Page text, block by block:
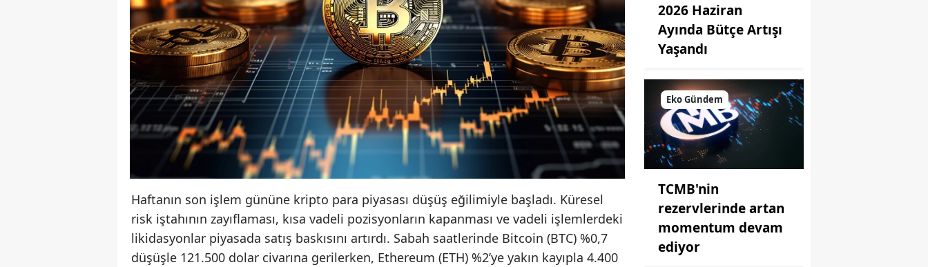
Haftanın son işlem gününe kripto para piyasası düşüş eğilimiyle başladı. Küresel
risk iştahının zayıflaması, kısa vadeli pozisyonların kapanması ve vadeli işlemlerdeki
likidasyonlar piyasada satış baskısını artırdı. Sabah saatlerinde Bitcoin (BTC) %0,7
düşüşle 121.500 dolar civarına gerilerken, Ethereum (ETH) %2’ye yakın kayıpla 4.400
2026 Haziran
Ayında Bütçe Artışı
Yaşandı
Eko Gündem
TCMB'nin
rezervlerinde artan
momentum devam
ediyor